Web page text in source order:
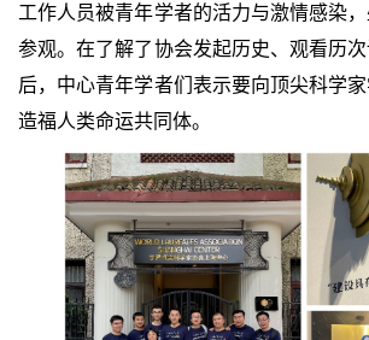
工作人员被青年学者的活力与激情感染
参观。在了解了协会发起历史、观看历
后，中心青年学者们表示要向顶尖科学
造福人类命运共同体。